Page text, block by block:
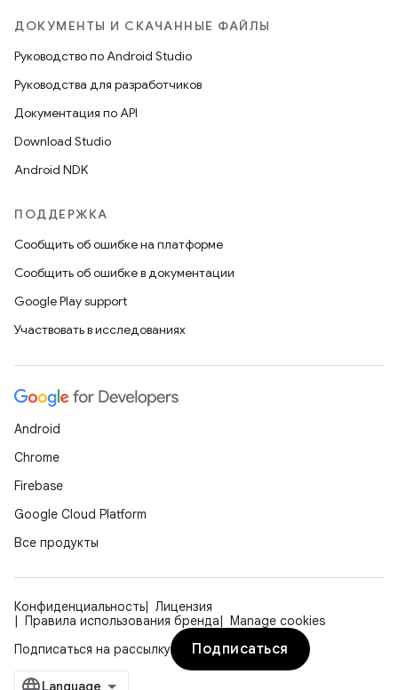
ДОКУМЕНТЫ И СКАЧАННЫЕ ФАЙЛЫ
Руководство по Android Studio
Руководства для разработчиков
Документация по API
Download Studio
Android NDK
ПОДДЕРЖКА
Сообщить об ошибке на платформе
Сообщить об ошибке в документации
Google Play support
Участвовать в исследованиях
Android
Chrome
Firebase
Google Cloud Platform
Все продукты
Конфиденциальность
Лицензия
Правила использования бренда
Manage cookies
Подписаться на рассылку
Подписаться